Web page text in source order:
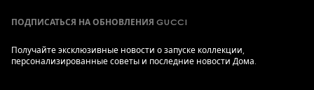
ПОДПИСАТЬСЯ НА ОБНОВЛЕНИЯ GUCCI
Получайте эксклюзивные новости о запуске коллекции,
персонализированные советы и последние новости Дома.